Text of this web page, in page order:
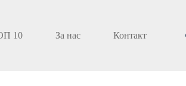
10 За нас Контакт